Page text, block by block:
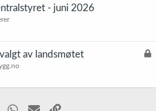
- juni 2026
L
t
av landsmøtet
Tumblr WhatsApp
E-post